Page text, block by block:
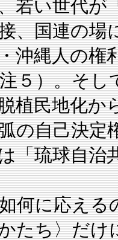
若い世代
、国連の場
沖縄人の権
５）。そし
植民地化か
の自己決定
「琉球自治
に応える
たち〉だ